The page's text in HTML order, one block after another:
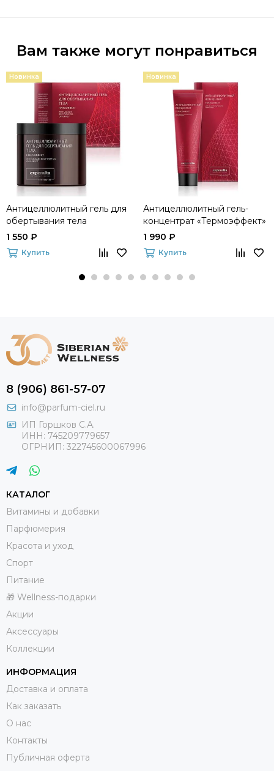
Вам также могут понравиться
Новинка
Антицеллюлитный гель для
обертывания тела
«Криоэффект» Experalta The
Body Lab
1 550 ₽
Купить
Новинка
Антицеллюлитный гель-
концентрат «Термоэффект»
Experalta The Body Lab
1 990 ₽
Купить
8 (906) 861-57-07
info@parfum-ciel.ru
ИП Горшков С.А.
ИНН: 745209779657
ОГРНИП: 322745600067996
КАТАЛОГ
Витамины и добавки
Парфюмерия
Красота и уход
Спорт
Питание
🎁 Wellness-подарки
Акции
Аксессуары
Коллекции
ИНФОРМАЦИЯ
Доставка и оплата
Как заказать
О нас
Контакты
Публичная оферта